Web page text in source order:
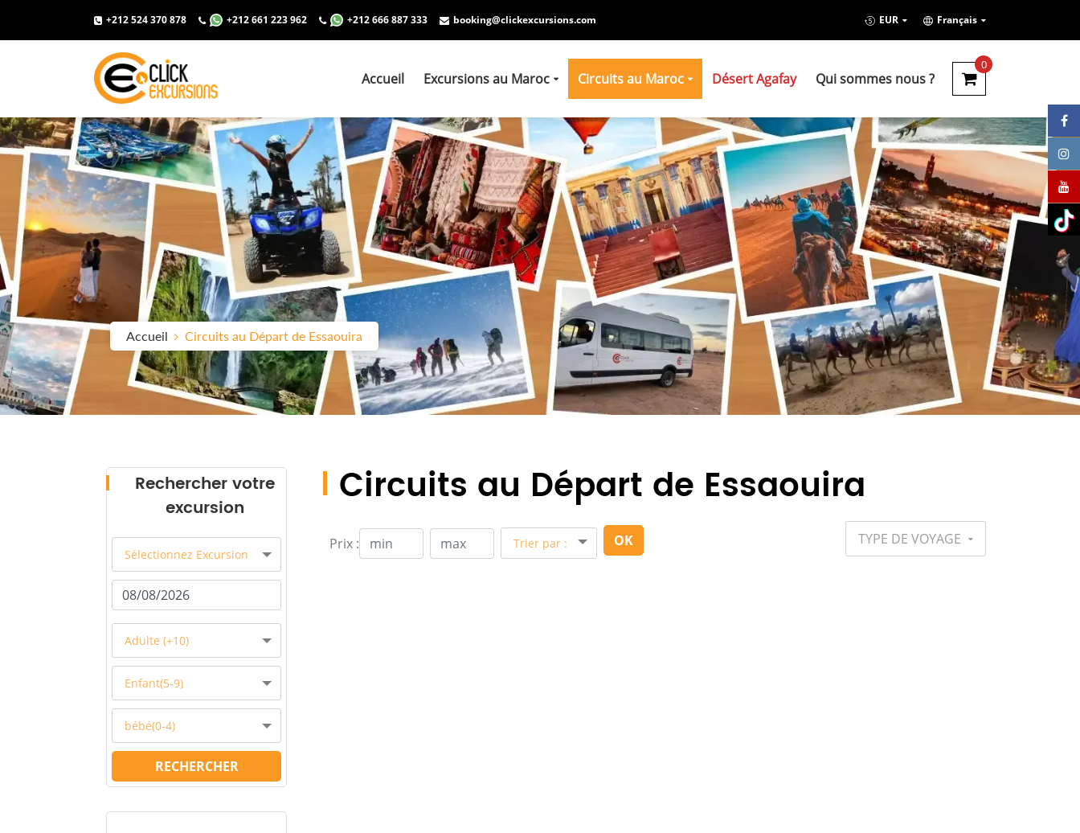
+212 524 370 878 +212 661 223 962 +212 666 887 333 booking@clickexcursions.com EUR Français
Accueil Excursions au Maroc Circuits au Maroc Désert Agafay Qui sommes nous ?
0
Accueil Circuits au Départ de Essaouira
Circuits au Départ de Essaouira
Prix : Trier par : OK TYPE DE VOYAGE
Rechercher votre
excursion
Sélectionnez Excursion
Adulte (+10)
Enfant(5-9)
bébé(0-4)
RECHERCHER